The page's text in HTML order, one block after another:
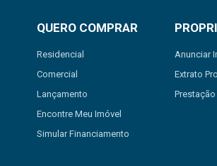
QUERO COMPRAR
Residencial
Comercial
Lançamento
Encontre Meu Imóvel
Simular Financiamento
Anunciar
Extrato